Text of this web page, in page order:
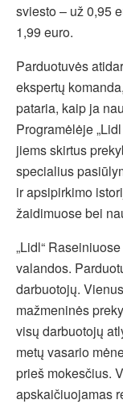
sviesto – už 0,95
1,99 euro.
Parduotuvės
ekspertų
pataria, kaip ja
Programėlėje
jiems skirtus
specialius
ir apsipirkimo
žaidimuose bei
„Lidl“
valandos.
darbuotojų.
mažmeninės
visų darbuotojų
metų vasario
prieš mokesčius.
apskaičiuojamas